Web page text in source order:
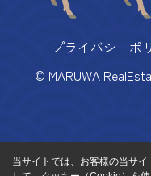
プライバシーポ
© MARUWA
当サイトでは、お客様の当サ